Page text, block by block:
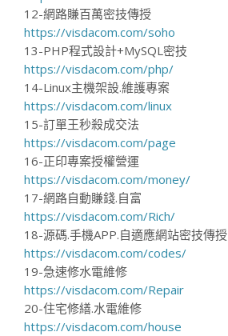
12-網路賺百萬密技傳授
https://visdacom.com/soho
13-PHP程式設計+MySQL密技
https://visdacom.com/php/
14-Linux主機架設.維護專案
https://visdacom.com/linux
15-訂單王秒殺成交法
https://visdacom.com/page
16-正印專案授權營運
https://visdacom.com/money/
17-網路自動賺錢.自富
https://visdacom.com/Rich/
18-源碼.手機APP.自適應網站密技傳授
https://visdacom.com/codes/
19-急速修水電維修
https://visdacom.com/Repair
20-住宅修繕.水電維修
https://visdacom.com/house